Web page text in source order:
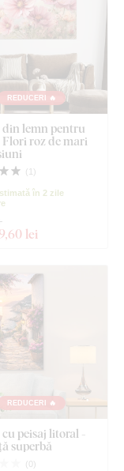
REDUCERI 🔥
din lemn pentru
roz de mari
( 1 )
în 2 zile
,60 lei
REDUCERI 🔥
peisaj litoral -
superbă
( 0)